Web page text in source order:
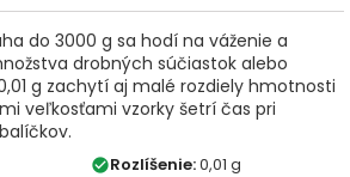
do 3000 g sa hodí na váženie a
drobných súčiastok alebo
g zachytí aj malé rozdiely hmotnosti
veľkosťami vzorky šetrí čas pri
check_circleRozlíšenie:0,01 g